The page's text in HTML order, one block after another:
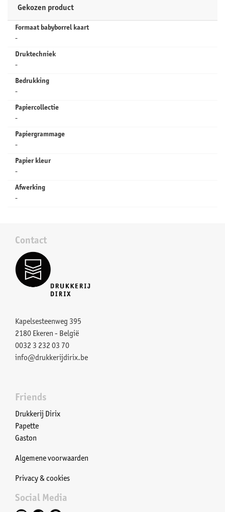
Gekozen product
Formaat babyborrel kaart
-
Druktechniek
-
Bedrukking
-
Papiercollectie
-
Papiergrammage
-
Papier kleur
-
Afwerking
-
Contact
Kapelsesteenweg 395
2180 Ekeren - België
0032 3 232 03 70
info@drukkerijdirix.be
Friends
Drukkerij Dirix
Papette
Gaston
Algemene voorwaarden
Privacy & cookies
Social Media